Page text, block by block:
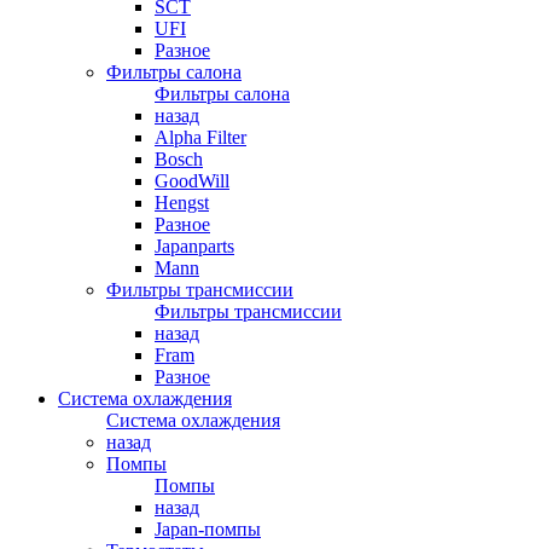
SCT
UFI
Разное
Фильтры салона
Фильтры салона
назад
Alpha Filter
Bosch
GoodWill
Hengst
Разное
Japanparts
Mann
Фильтры трансмиссии
Фильтры трансмиссии
назад
Fram
Разное
Система охлаждения
Система охлаждения
назад
Помпы
Помпы
назад
Japan-помпы